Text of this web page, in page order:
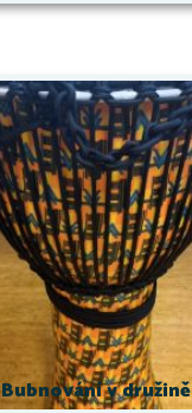
Bubnování v družině